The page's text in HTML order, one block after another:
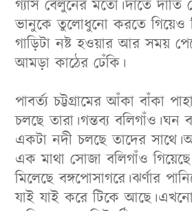
গ্যাস বেলুনের মতো।দাঁতে দাঁতি
ভানুকে তুলোধুনো করতে গিয়েও
গাড়িটা নষ্ট হওয়ার আর সময়
আমড়া কাঠের ঢেঁকি।
পাবর্ত্য চট্টগ্রামের আঁকা বাঁকা
চলছে তারা।গন্তব্য
একটা নদী চলছে তাদের
এক মাথা সোজা বলিগাঁও
মিলেছে বঙ্গপোসাগরে।ঝর্ণার
যাই যাই করে টিকে